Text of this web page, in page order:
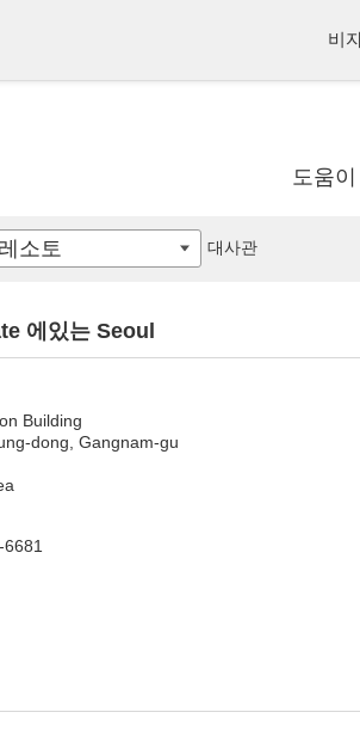
비
도움
에있는 Seoul
Building
dong, Gangnam-gu
레소토 대사관